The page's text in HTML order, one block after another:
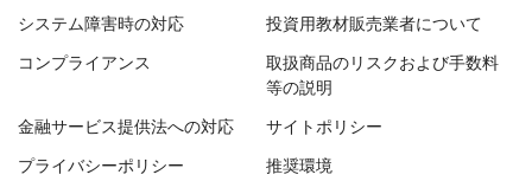
システム障害時の対応 投資用教材販売業者について
コンプライアンス
取扱商品のリスクおよび手数料
等の説明
金融サービス提供法への対応 サイトポリシー
プライバシーポリシー 推奨環境